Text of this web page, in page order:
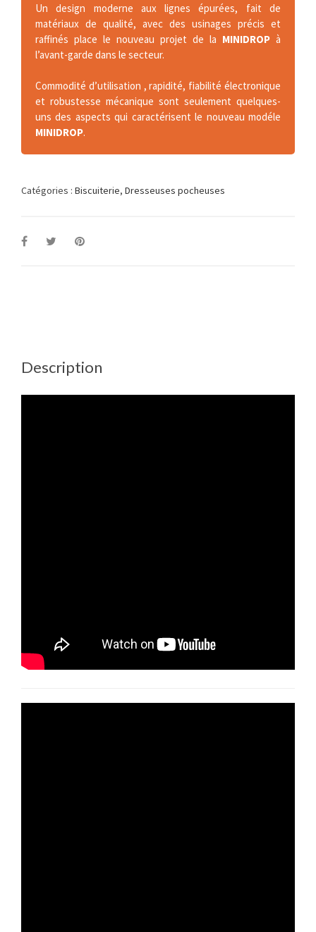
Un design moderne aux lignes épurées, fait de
matériaux de qualité, avec des usinages précis et
raffinés place le nouveau projet de la MINIDROP à
l’avant-garde dans le secteur.
Commodité d’utilisation , rapidité, fiabilité électronique
et robustesse mécanique sont seulement quelques-
uns des aspects qui caractérisent le nouveau modéle
MINIDROP.
Catégories : Biscuiterie, Dresseuses pocheuses
Description